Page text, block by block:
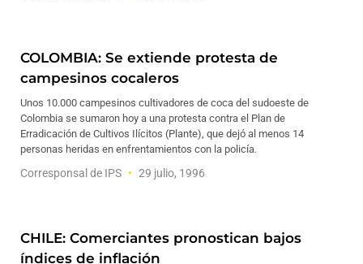
COLOMBIA: Se extiende protesta de
campesinos cocaleros
Unos 10.000 campesinos cultivadores de coca del sudoeste de
Colombia se sumaron hoy a una protesta contra el Plan de
Erradicación de Cultivos Ilícitos (Plante), que dejó al menos 14
personas heridas en enfrentamientos con la policía.
Corresponsal de IPS 29 julio, 1996
CHILE: Comerciantes pronostican bajos
índices de inflación